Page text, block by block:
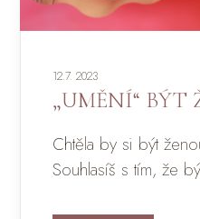
12.7. 2023
„UMĚNÍ“ BÝT
Chtěla by si být
Souhlasíš s tím, že